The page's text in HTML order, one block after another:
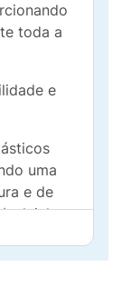
toda a
e
uma
e de